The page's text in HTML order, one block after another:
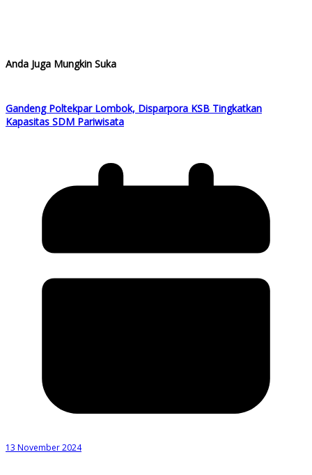
Anda Juga Mungkin Suka
Gandeng Poltekpar Lombok, Disparpora KSB Tingkatkan
Kapasitas SDM Pariwisata
13 November 2024